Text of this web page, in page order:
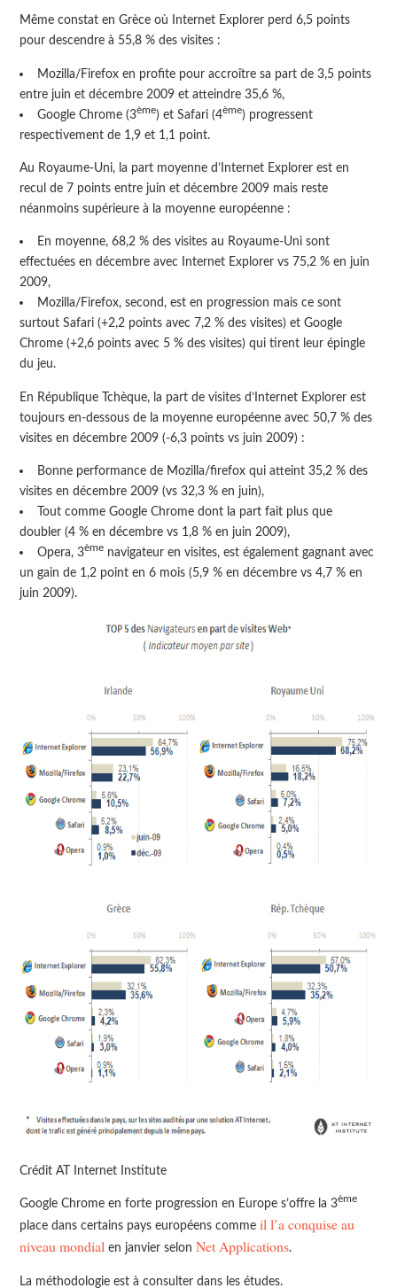
Même constat en Grèce où Internet Explorer perd 6,5 points
pour descendre à 55,8 % des visites :
Mozilla/Firefox en profite pour accroître sa part de 3,5 points
entre juin et décembre 2009 et atteindre 35,6 %,
Google Chrome (3ème) et Safari (4ème) progressent
respectivement de 1,9 et 1,1 point.
Au Royaume-Uni, la part moyenne d’Internet Explorer est en
recul de 7 points entre juin et décembre 2009 mais reste
néanmoins supérieure à la moyenne européenne :
En moyenne, 68,2 % des visites au Royaume-Uni sont
effectuées en décembre avec Internet Explorer vs 75,2 % en juin
2009,
Mozilla/Firefox, second, est en progression mais ce sont
surtout Safari (+2,2 points avec 7,2 % des visites) et Google
Chrome (+2,6 points avec 5 % des visites) qui tirent leur épingle
du jeu.
En République Tchèque, la part de visites d’Internet Explorer est
toujours en-dessous de la moyenne européenne avec 50,7 % des
visites en décembre 2009 (-6,3 points vs juin 2009) :
Bonne performance de Mozilla/firefox qui atteint 35,2 % des
visites en décembre 2009 (vs 32,3 % en juin),
Tout comme Google Chrome dont la part fait plus que
doubler (4 % en décembre vs 1,8 % en juin 2009),
Opera, 3èmenavigateur en visites, est également gagnant avec
un gain de 1,2 point en 6 mois (5,9 % en décembre vs 4,7 % en
juin 2009).
Crédit AT Internet Institute
Google Chrome en forte progression en Europe s’offre la 3ème
place dans certains pays européens commeil l’a conquise au
niveau mondial en janvier selonNet Applications.
La méthodologie est à consulter dans les études.